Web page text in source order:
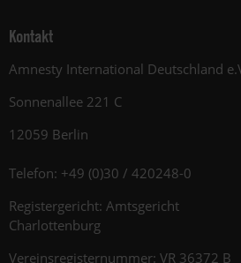
Kontakt
Amnesty International Deutschland
Sonnenallee 221 C
12059 Berlin
Telefon: +49 (0)30 / 420248-0
Registergericht: Amtsgericht
Charlottenburg
Vereinsregisternummer: VR 36372 B